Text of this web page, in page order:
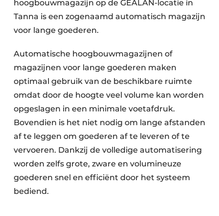
hoogbouwmagazijn op de GEALAN-locatie in
Tanna is een zogenaamd automatisch magazijn
voor lange goederen.
Automatische hoogbouwmagazijnen of
magazijnen voor lange goederen maken
optimaal gebruik van de beschikbare ruimte
omdat door de hoogte veel volume kan worden
opgeslagen in een minimale voetafdruk.
Bovendien is het niet nodig om lange afstanden
af te leggen om goederen af te leveren of te
vervoeren. Dankzij de volledige automatisering
worden zelfs grote, zware en volumineuze
goederen snel en efficiënt door het systeem
bediend.